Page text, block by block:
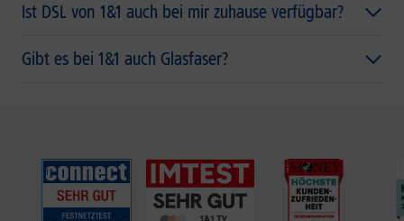
Ist DSL von 1&1 auch bei mir zuhause verfügbar?
Gibt es bei 1&1 auch Glasfaser?